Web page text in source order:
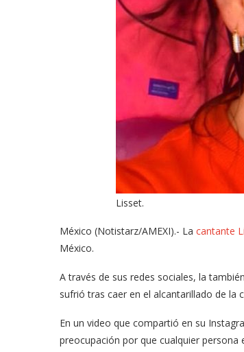
Lisset.
México (Notistarz/AMEXI).- La cantante
México.
A través de sus redes sociales, la
sufrió tras caer en el alcantarillado de la
En un video que compartió en su
preocupación por que cualquier persona